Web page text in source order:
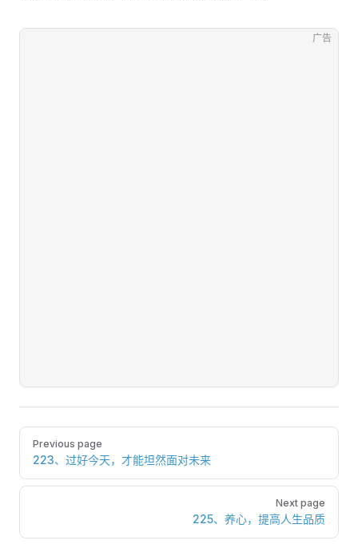
广告
Pager
Previous page
223、过好今天，才能坦然面对未来
Next page
225、养心，提高人生品质